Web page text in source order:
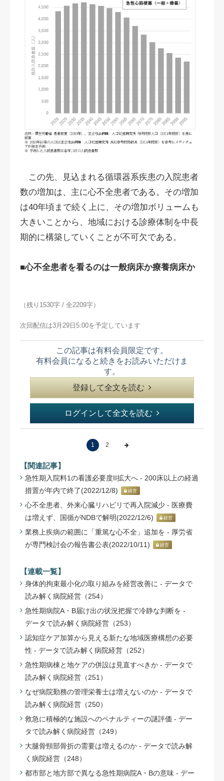
この先、見込まれる循環器系疾患の入院患者
数の増加は、主に心不全患者である。その増加
は40年頃まで続く上に、その増加ボリュームも
大きいことから、地域における診療体制を中長
期的に構築していくことが不可欠である。
■心不全患者を看るのは一般病床か療養病床か
（残り1530字 / 全2209字）
次回配信は3月29日5:00を予定しています
この記事は有料会員限定です。
有料会員になると続きをお読みいただけま
す。
登録して全文を読む
ログインして全文を読む
1 2
【関連記事】
急性期入院料1の看護必要度II拡大へ - 200床以上の経過
措置が年内で終了(2022/12/8)
経営
心不全患者、外来心臓リハビリで再入院減少 - 医療費
は増えず、国循がNDBで解明(2022/12/6)
経営
業務上疾病の範囲に「重篤な心不全」追加を - 厚労省
が専門検討会の報告書公表(2022/10/11)
経営
【連載一覧】
身体的拘束最小化の取り組みを経営改善に - データで
読み解く病院経営（254）
急性期病院A・B届け出の状況把握で冷静な判断を -
データで読み解く病院経営（253）
認知症ケア加算から見える新たな地域医療構想の必要
性 - データで読み解く病院経営（252）
急性期病棟と地ケアの併設は見直すべきか - データで
読み解く病院経営（251）
なぜ病院勤務の管理栄養士は増えないのか - データで
読み解く病院経営（250）
救急に積極的な施設へのペナルティーの謎評価 - デー
タで読み解く病院経営（249）
大腿骨頸部骨折の需要は増えるのか - データで読み解
く病院経営（248）
都市部と地方部で異なる急性期病院A・Bの意味 - デー